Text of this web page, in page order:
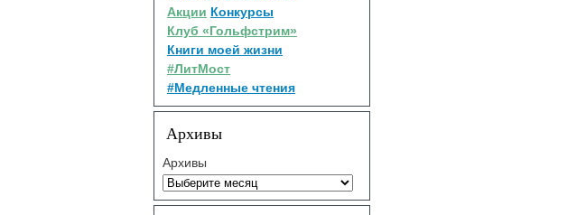
Акции Конкурсы
Клуб «Гольфстрим»
Книги моей жизни
#ЛитМост
#Медленные чтения
Архивы
Архивы